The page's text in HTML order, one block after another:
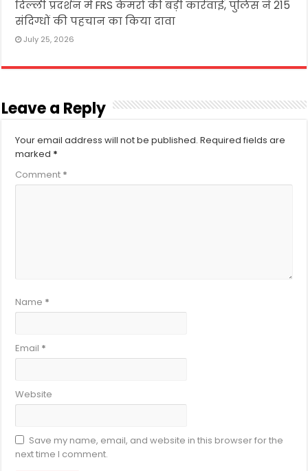
दिल्ली प्रदर्शन में FRS कैमरों की बड़ी कार्रवाई, पुलिस ने 215
संदिग्धों की पहचान का किया दावा
July 25, 2026
Leave a Reply
Your email address will not be published. Required fields are
marked *
Comment *
Name *
Email *
Website
Save my name, email, and website in this browser for the
next time I comment.